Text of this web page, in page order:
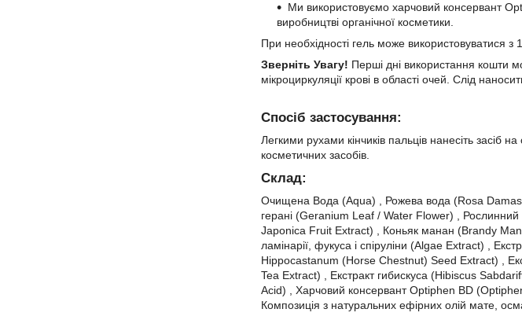
Ми використовуємо харчовий консервант
виробництві органічної косметики.
При необхідності гель може використовуватися з
Зверніть Увагу! Перші дні використання кошти
мікроциркуляції крові в області очей. Слід
Спосіб застосування:
Легкими рухами кінчиків пальців нанесіть засіб
косметичних засобів.
Склад:
Очищена Вода (Aqua) , Рожева вода (Rosa
герані (Geranium Leaf / Water Flower) ,
Japonica Fruit Extract) , Коньяк манан (Brandy
ламінарії, фукуса і спіруліни (Algae Extract) ,
Hippocastanum (Horse Chestnut) Seed Extract) ,
Tea Extract) , Екстракт гибискуса (Hibiscus
Acid) , Харчовий консервант Optiphen BD
Композиція з натуральних ефірних олій мате,